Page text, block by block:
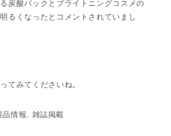
炭酸パックとブライトニングコスメの
るくなったとコメントされていまし
てみてくださいね。
品情報, 雑誌掲載